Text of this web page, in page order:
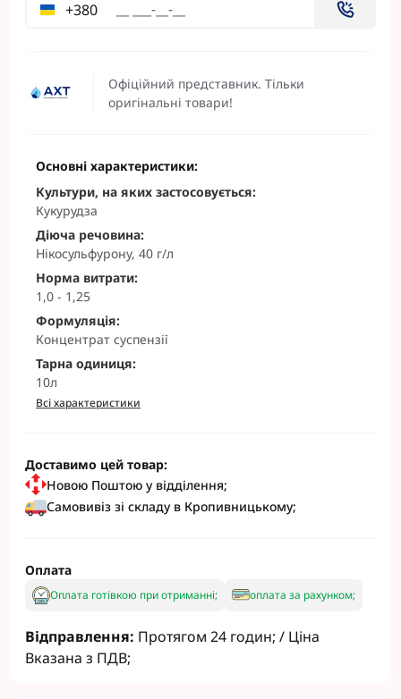
Офіційний представник. Тільки
оригінальні товари!
+380
Основні характеристики:
Культури, на яких застосовується:
Кукурудза
Діюча речовина:
Нікосульфурону, 40 г/л
Норма витрати:
1,0 - 1,25
Формуляція:
Концентрат суспензії
Тарна одиниця:
10л
Всі характеристики
Доставимо цей товар:
Новою Поштою у відділення;
Самовивіз зі складу в Кропивницькому;
Оплата
Оплата готівкою при отриманні; оплата за рахунком;
Відправлення: Протягом 24 годин; / Ціна
Вказана з ПДВ;